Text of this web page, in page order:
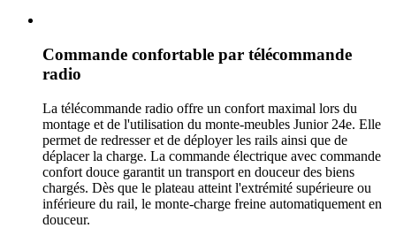
Commande confortable par télécommande
radio
La télécommande radio offre un confort maximal lors du
montage et de l'utilisation du monte-meubles Junior 24e. Elle
permet de redresser et de déployer les rails ainsi que de
déplacer la charge. La commande électrique avec commande
confort douce garantit un transport en douceur des biens
chargés. Dès que le plateau atteint l'extrémité supérieure ou
inférieure du rail, le monte-charge freine automatiquement en
douceur.